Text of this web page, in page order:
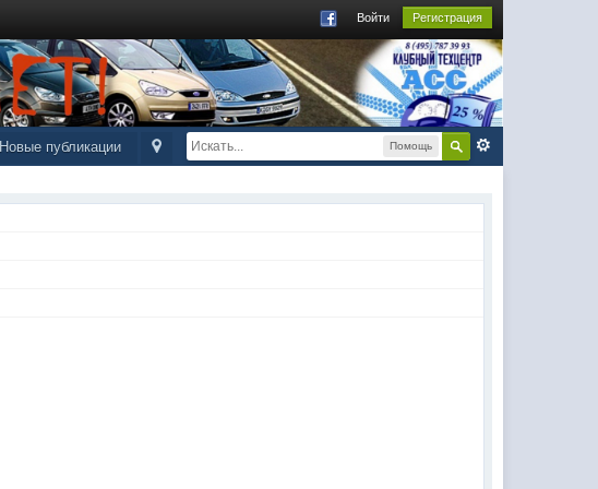
Войти Регистрация
Помощь
Новые публикации